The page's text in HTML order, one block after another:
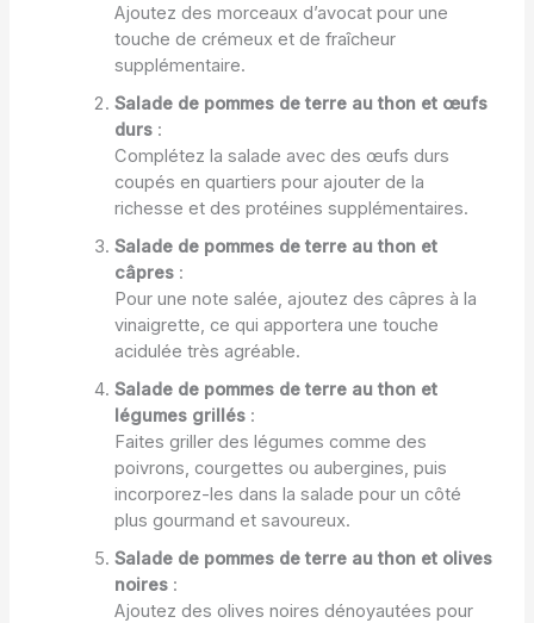
Ajoutez des morceaux d’avocat pour une
touche de crémeux et de fraîcheur
supplémentaire.
Salade de pommes de terre au thon et œufs
durs:
Complétez la salade avec des œufs durs
coupés en quartiers pour ajouter de la
richesse et des protéines supplémentaires.
Salade de pommes de terre au thon et
câpres:
Pour une note salée, ajoutez des câpres à la
vinaigrette, ce qui apportera une touche
acidulée très agréable.
Salade de pommes de terre au thon et
légumes grillés:
Faites griller des légumes comme des
poivrons, courgettes ou aubergines, puis
incorporez-les dans la salade pour un côté
plus gourmand et savoureux.
Salade de pommes de terre au thon et olives
noires:
Ajoutez des olives noires dénoyautées pour